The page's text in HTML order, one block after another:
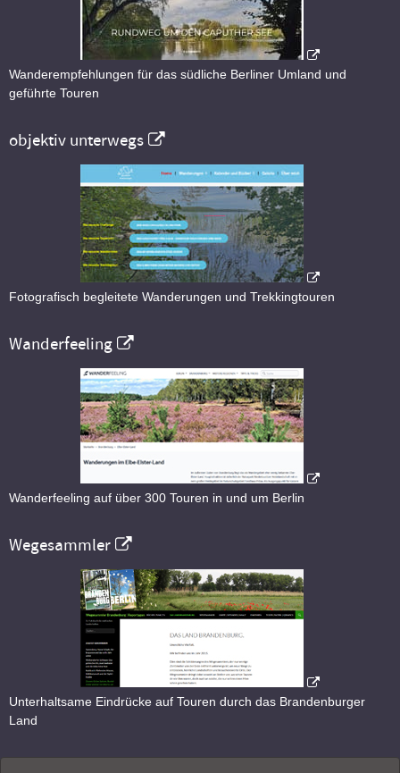
Wanderempfehlungen für das südliche Berliner Umland und
geführte Touren
objektiv unterwegs
Fotografisch begleitete Wanderungen und Trekkingtouren
Wanderfeeling
Wanderfeeling auf über 300 Touren in und um Berlin
Wegesammler
Unterhaltsame Eindrücke auf Touren durch das Brandenburger
Land